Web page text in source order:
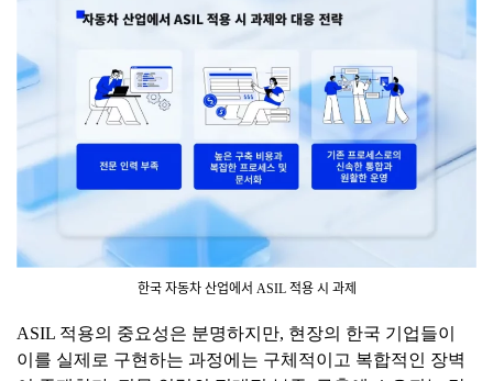
한국 자동차 산업에서 ASIL 적용 시 과제
ASIL 적용의 중요성은 분명하지만, 현장의 한국 기업들이
이를 실제로 구현하는 과정에는 구체적이고 복합적인 장벽